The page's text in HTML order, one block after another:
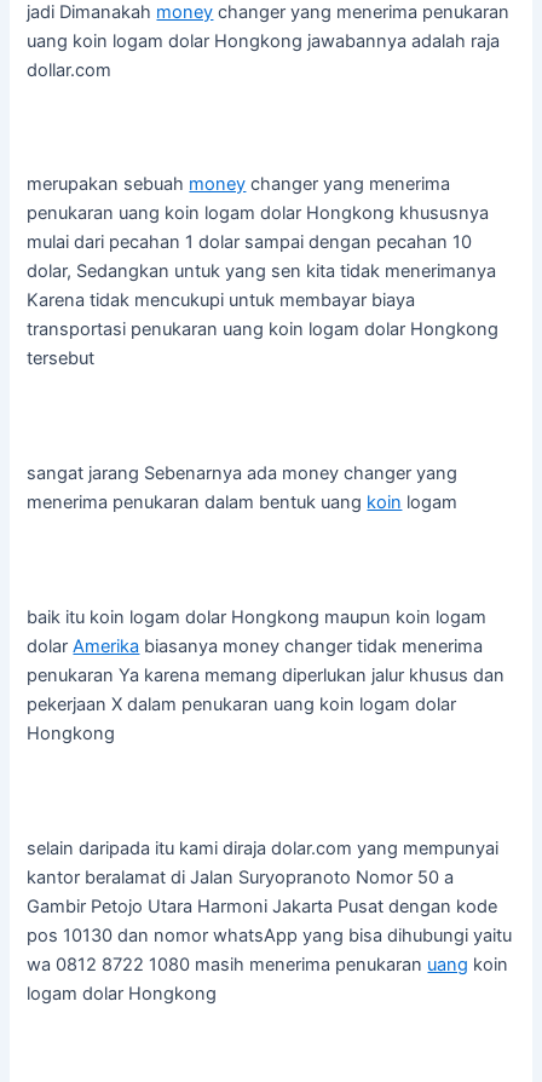
jadi Dimanakah money changer yang menerima penukaran
uang koin logam dolar Hongkong jawabannya adalah raja
dollar.com
merupakan sebuah money changer yang menerima
penukaran uang koin logam dolar Hongkong khususnya
mulai dari pecahan 1 dolar sampai dengan pecahan 10
dolar, Sedangkan untuk yang sen kita tidak menerimanya
Karena tidak mencukupi untuk membayar biaya
transportasi penukaran uang koin logam dolar Hongkong
tersebut
sangat jarang Sebenarnya ada money changer yang
menerima penukaran dalam bentuk uang koin logam
baik itu koin logam dolar Hongkong maupun koin logam
dolarAmerika biasanya money changer tidak menerima
penukaran Ya karena memang diperlukan jalur khusus dan
pekerjaan X dalam penukaran uang koin logam dolar
Hongkong
selain daripada itu kami diraja dolar.com yang mempunyai
kantor beralamat di Jalan Suryopranoto Nomor 50 a
Gambir Petojo Utara Harmoni Jakarta Pusat dengan kode
pos 10130 dan nomor whatsApp yang bisa dihubungi yaitu
wa 0812 8722 1080 masih menerima penukaran uang koin
logam dolar Hongkong